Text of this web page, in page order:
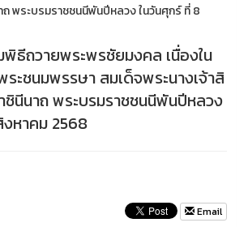
พระบรมราชชนนีพันปีหลวง ในวันศุกร์ ที่ 8
ธีถวายพระพรชัยมงคล เนื่องใน
ระชนมพรรษา สมเด็จพระนางเจ้าสิ
ชินีนาถ พระบรมราชชนนีพันปีหลวง
หาคม 2568
Email